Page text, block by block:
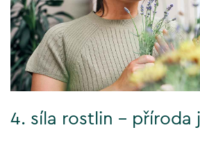
4. síla rostlin - příroda